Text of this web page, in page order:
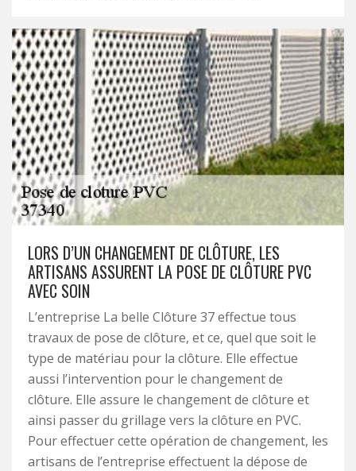
LORS D’UN CHANGEMENT DE CLÔTURE, LES
ARTISANS ASSURENT LA POSE DE CLÔTURE PVC
AVEC SOIN
L’entreprise La belle Clôture 37 effectue tous
travaux de pose de clôture, et ce, quel que soit le
type de matériau pour la clôture. Elle effectue
aussi l’intervention pour le changement de
clôture. Elle assure le changement de clôture et
ainsi passer du grillage vers la clôture en PVC.
Pour effectuer cette opération de changement, les
artisans de l’entreprise effectuent la dépose de